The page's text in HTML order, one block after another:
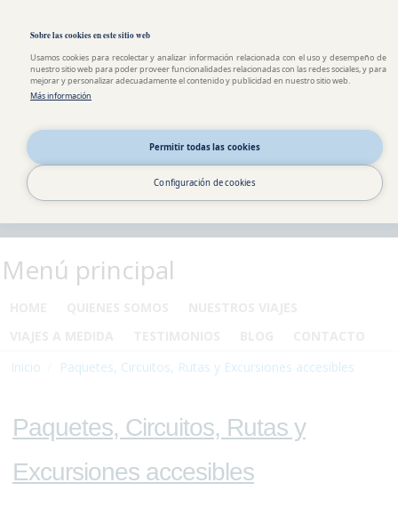
Sobre las cookies en este sitio web
Usamos cookies para recolectar y analizar información relacionada con el uso y desempeño de
nuestro sitio web para poder proveer funcionalidades relacionadas con las redes sociales, y para
mejorar y personalizar adecuadamente el contenido y publicidad en nuestro sitio web.
Más información
Permitir todas las cookies
Configuración de cookies
Menú principal
Inicio
Paquetes, Circuitos, Rutas y Excursiones accesibles
Paquetes, Circuitos, Rutas y
Excursiones accesibles